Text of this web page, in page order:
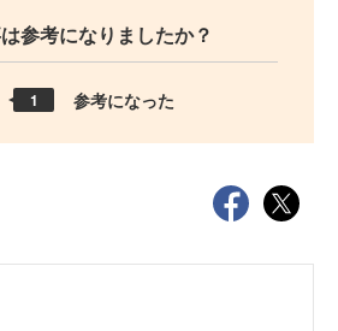
参考になりましたか？
1 参考になった